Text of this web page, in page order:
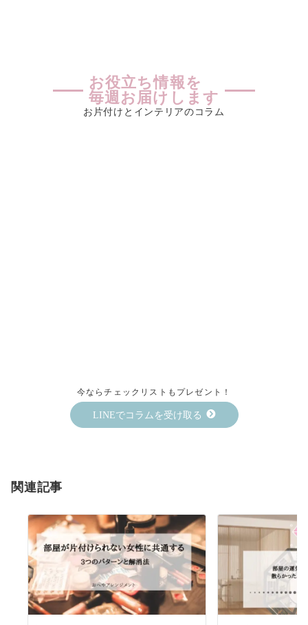
お役立ち情報を
毎週お届けします
お片付けとインテリアのコラム
今ならチェックリストもプレゼント！
LINEでコラムを受け取る
関連記事